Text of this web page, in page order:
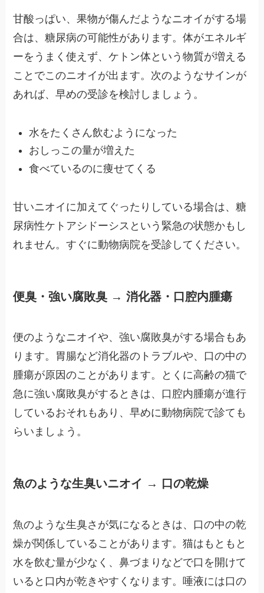
甘酸っぱい、果物が傷んだようなニオイがする場
合は、糖尿病の可能性があります。体がエネルギ
ーをうまく使えず、ケトン体という物質が増える
ことでこのニオイが出ます。次のようなサインが
あれば、早めの受診を検討しましょう。
水をたくさん飲むようになった
おしっこの量が増えた
食べているのに痩せてくる
甘いニオイに加えてぐったりしている場合は、糖
尿病性ケトアシドーシスという緊急の状態かもし
れません。すぐに動物病院を受診してください。
便臭・強い腐敗臭 → 消化器・口腔内腫瘍
便のようなニオイや、強い腐敗臭がする場合もあ
ります。胃腸など消化器のトラブルや、口の中の
腫瘍が原因のことがあります。とくに高齢の猫で
急に強い腐敗臭がするときは、口腔内腫瘍が進行
しているおそれもあり、早めに動物病院で診ても
らいましょう。
魚のような生臭いニオイ → 口の乾燥
魚のような生臭さが気になるときは、口の中の乾
燥が関係していることがあります。猫はもともと
水を飲む量が少なく、鼻づまりなどで口を開けて
いると口内が乾きやすくなります。唾液には口の